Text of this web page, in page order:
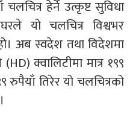
हेर्ने उत्कृष्ट सुविधा
यो चलचित्र विश्वभर
अब स्वदेश तथा विदेशमा
क्वालिटीमा मात्र १९९
रुपैयाँ तिरेर यो चलचित्रको